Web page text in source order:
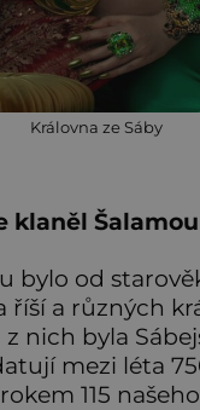
Královna ze Sáby
klaněl
bylo od
říší a různých
nich byla
mezi léta
115